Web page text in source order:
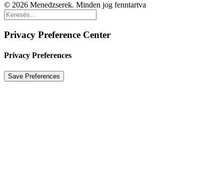
© 2026 Menedzserek. Minden jog fenntartva
Privacy Preference Center
Privacy Preferences